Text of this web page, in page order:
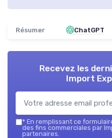
Résumer ChatGPT
Recevez les
Import
* En remplissant ce
des fins commerciales par
partenaires.